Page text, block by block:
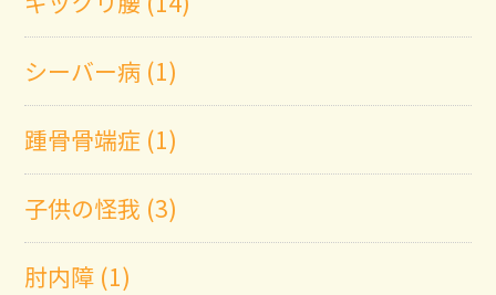
シーバー病 (1)
踵骨骨端症 (1)
子供の怪我 (3)
肘内障 (1)